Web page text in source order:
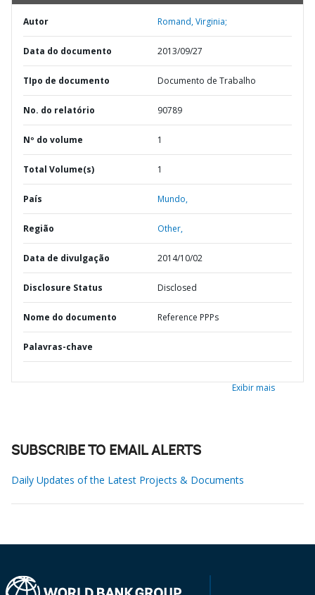
Autor Romand, Virginia;
Data do documento 2013/09/27
TIpo de documento Documento de Trabalho
No. do relatório 90789
Nº do volume 1
Total Volume(s) 1
País Mundo,
Região Other,
Data de divulgação 2014/10/02
Disclosure Status Disclosed
Nome do documento Reference PPPs
Palavras-chave
Exibir mais
SUBSCRIBE TO EMAIL ALERTS
Daily Updates of the Latest Projects & Documents